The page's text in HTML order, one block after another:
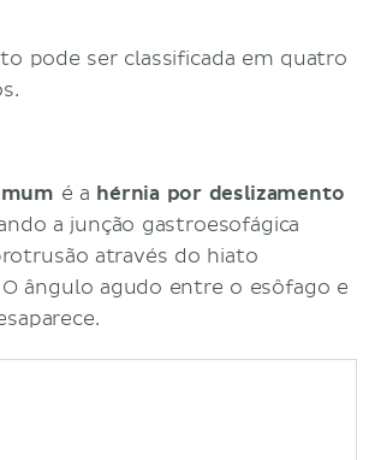
pode ser classificada em quatro
é a hérnia por deslizamento
a junção gastroesofágica
através do hiato
ângulo agudo entre o esôfago e